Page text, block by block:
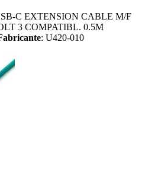
C EXTENSION CABLE M/F
3 COMPATIBL. 0.5M
: U420-010